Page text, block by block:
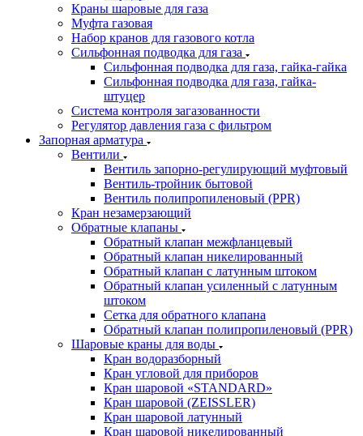
Краны шаровые для газа
Муфта газовая
Набор кранов для газового котла
Сильфонная подводка для газа
Сильфонная подводка для газа, гайка-гайка
Сильфонная подводка для газа, гайка-
штуцер
Система контроля загазованности
Регулятор давления газа с фильтром
Запорная арматура
Вентили
Вентиль запорно-регулирующий муфтовый
Вентиль-тройник бытовой
Вентиль полипропиленовый (PPR)
Кран незамерзающий
Обратные клапаны
Обратный клапан межфланцевый
Обратный клапан никелированный
Обратный клапан с латунным штоком
Обратный клапан усиленный с латунным
штоком
Сетка для обратного клапана
Обратный клапан полипропиленовый (PPR)
Шаровые краны для воды
Кран водоразборный
Кран угловой для приборов
Кран шаровой «STANDARD»
Кран шаровой (ZEISSLER)
Кран шаровой латунный
Кран шаровой никелированный